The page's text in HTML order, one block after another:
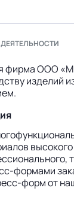
фирма ООО
изделий
формами
форм от